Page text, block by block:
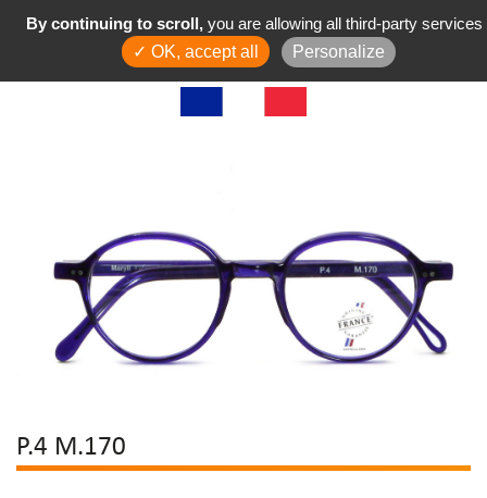
P.4 M.170
By continuing to scroll, you are allowing all third-party services
✓ OK, accept all
Personalize